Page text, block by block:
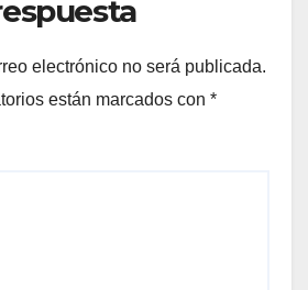
electrónico no será publicada.
están marcados con *